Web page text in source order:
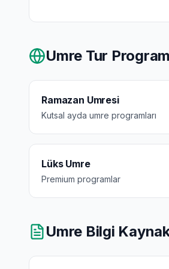
Umre Tur
Ramazan Umresi
Kutsal ayda umre programları
Lüks Umre
Premium programlar
Umre Bilgi